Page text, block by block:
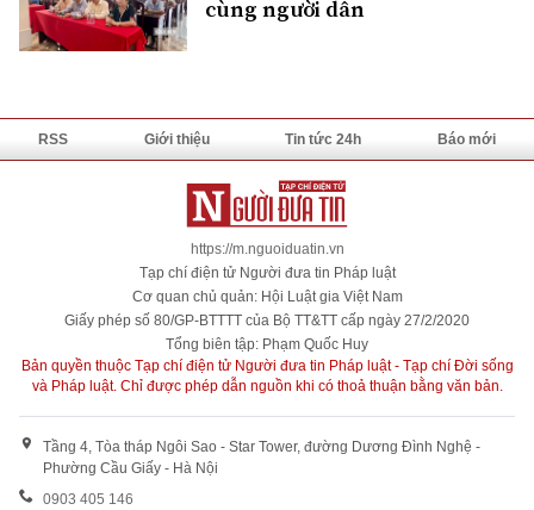
cùng người dân
RSS Giới thiệu Tin tức 24h Báo mới
https://m.nguoiduatin.vn
Tạp chí điện tử Người đưa tin Pháp luật
Cơ quan chủ quản: Hội Luật gia Việt Nam
Giấy phép số 80/GP-BTTTT của Bộ TT&TT cấp ngày 27/2/2020
Tổng biên tập: Phạm Quốc Huy
Bản quyền thuộc Tạp chí điện tử Người đưa tin Pháp luật - Tạp chí Đời sống
và Pháp luật. Chỉ được phép dẫn nguồn khi có thoả thuận bằng văn bản.
Tầng 4, Tòa tháp Ngôi Sao - Star Tower, đường Dương Đình Nghệ -
Phường Cầu Giấy - Hà Nội
0903 405 146